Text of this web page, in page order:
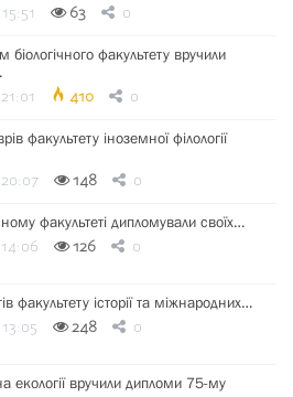
63 0
біологічного факультету вручили
410 0
факультету іноземної філології
148 0
факультеті дипломували своїх…
126 0
факультету історії та міжнародних…
248 0
екології вручили дипломи 75-му